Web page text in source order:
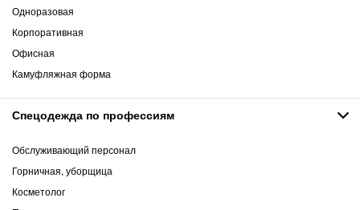
Одноразовая
Корпоративная
Офисная
Камуфляжная форма
Спецодежда по профессиям
Обслуживающий персонал
Горничная, уборщица
Косметолог